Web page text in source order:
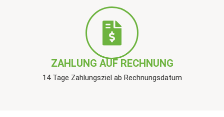
ZAHLUNG AUF RECHNUNG
14 Tage Zahlungsziel ab Rechnungsdatum